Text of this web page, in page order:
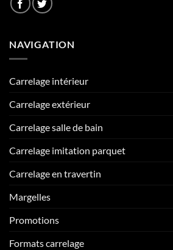
NAVIGATION
Carrelage intérieur
Carrelage extérieur
Carrelage salle de bain
Carrelage imitation parquet
Carrelage en travertin
Margelles
Promotions
Formats carrelage